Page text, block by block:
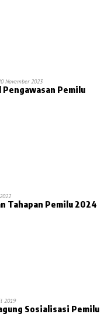
November 2023
Pengawasan Pemilu
Tahapan Pemilu 2024
2019
Sosialisasi Pemilu